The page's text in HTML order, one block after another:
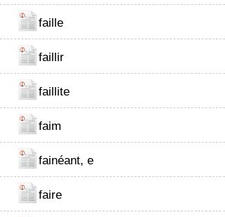
faille
faillir
faillite
faim
fainéant, e
faire